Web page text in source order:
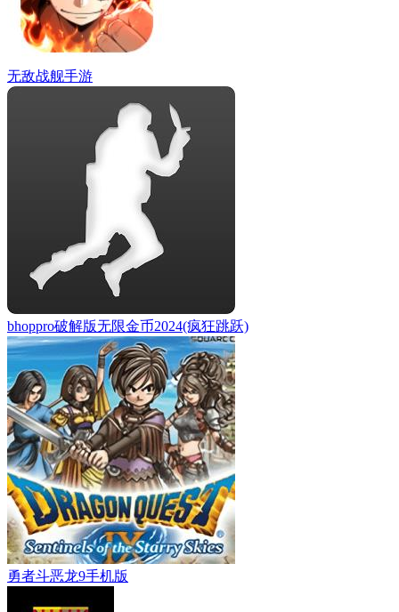
无敌战舰手游
bhoppro破解版无限金币2024(疯狂跳跃)
勇者斗恶龙9手机版